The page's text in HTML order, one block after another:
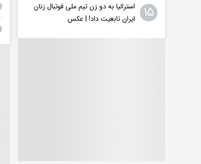
۱۵
استرالیا به دو زن تیم ملی فوتبال زنان
ایران تابعیت داد! | عکس